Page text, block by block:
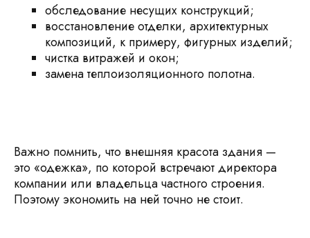
обследование несущих конструкций;
восстановление отделки, архитектурных
композиций, к примеру, фигурных изделий;
чистка витражей и окон;
замена теплоизоляционного полотна.
Важно помнить, что внешняя красота здания —
это «одежка», по которой встречают директора
компании или владельца частного строения.
Поэтому экономить на ней точно не стоит.